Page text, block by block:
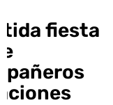
fiesta